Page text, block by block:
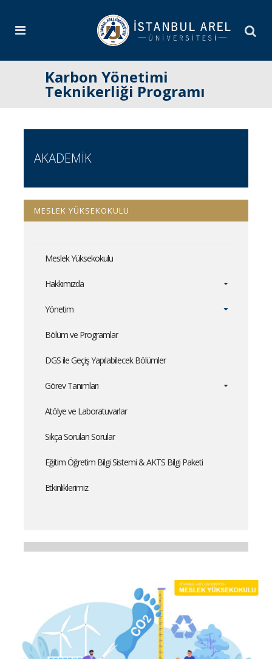
Karbon Yönetimi
Teknikerliği Programı
AKADEMİK
MESLEK YÜKSEKOKULU
Meslek Yüksekokulu
Hakkımızda
Yönetim
Bölüm ve Programlar
DGS ile Geçiş Yapılabilecek Bölümler
Görev Tanımları
Atölye ve Laboratuvarlar
Sıkça Sorulan Sorular
Eğitim Öğretim Bilgi Sistemi & AKTS Bilgi Paketi
Etkinliklerimiz